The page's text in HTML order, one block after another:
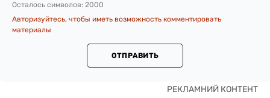
Осталось символов: 2000
Авторизуйтесь, чтобы иметь возможность комментировать
материалы
ОТПРАВИТЬ